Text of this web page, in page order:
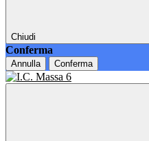
Chiudi
Conferma
Annulla Conferma